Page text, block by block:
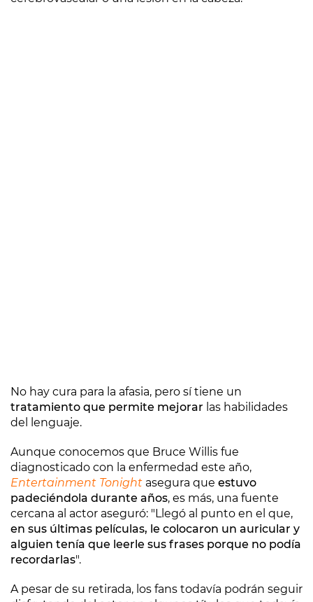
No hay cura para la afasia, pero sí tiene un
tratamiento que permite mejorar las habilidades
del lenguaje.
Aunque conocemos que Bruce Willis fue
diagnosticado con la enfermedad este año,
Entertainment Tonight asegura que estuvo
padeciéndola durante años, es más, una fuente
cercana al actor aseguró: "Llegó al punto en el que,
en sus últimas películas, le colocaron un auricular y
alguien tenía que leerle sus frases porque no podía
recordarlas".
A pesar de su retirada, los fans todavía podrán seguir